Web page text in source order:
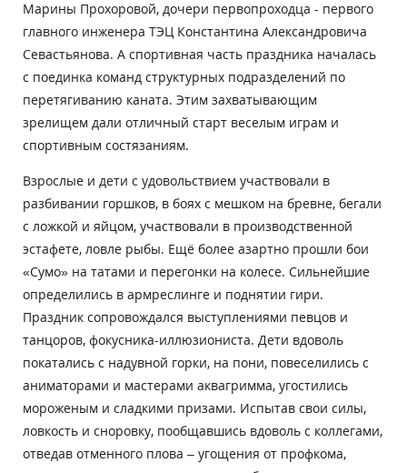
Марины Прохоровой, дочери первопроходца - первого
главного инженера ТЭЦ Константина Александровича
Севастьянова. А спортивная часть праздника началась
с поединка команд структурных подразделений по
перетягиванию каната. Этим захватывающим
зрелищем дали отличный старт веселым играм и
спортивным состязаниям.
Взрослые и дети с удовольствием участвовали в
разбивании горшков, в боях с мешком на бревне, бегали
с ложкой и яйцом, участвовали в производственной
эстафете, ловле рыбы. Ещё более азартно прошли бои
«Сумо» на татами и перегонки на колесе. Сильнейшие
определились в армреслинге и поднятии гири.
Праздник сопровождался выступлениями певцов и
танцоров, фокусника-иллюзиониста. Дети вдоволь
покатались с надувной горки, на пони, повеселились с
аниматорами и мастерами аквагримма, угостились
мороженым и сладкими призами. Испытав свои силы,
ловкость и сноровку, пообщавшись вдоволь с коллегами,
отведав отменного плова – угощения от профкома,